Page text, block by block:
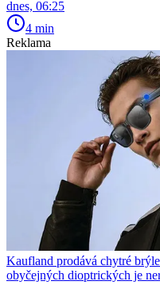
dnes, 06:25
4 min
Reklama
Kaufland prodává chytré
obyčejných dioptrických je